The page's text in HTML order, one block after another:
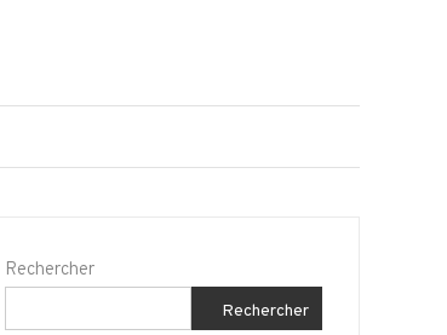
Rechercher
Rechercher